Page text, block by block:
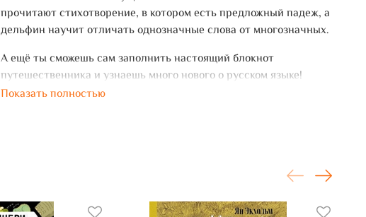
прочитают стихотворение, в котором есть предложный падеж, а
дельфин научит отличать однозначные слова от многозначных.
А ещё ты сможешь сам заполнить настоящий блокнот
путешественника и узнаешь много нового о русском языке!
Показать полностью